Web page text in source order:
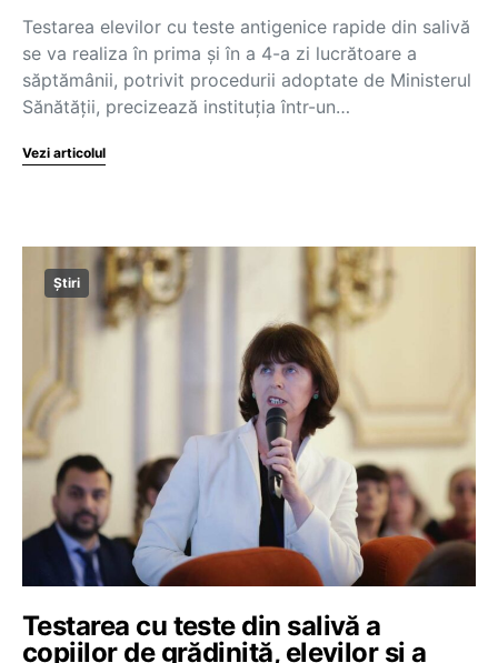
Testarea elevilor cu teste antigenice rapide din salivă
se va realiza în prima și în a 4-a zi lucrătoare a
săptămânii, potrivit procedurii adoptate de Ministerul
Sănătății, precizează instituția într-un…
Vezi articolul
Știri
Testarea cu teste din salivă a
copiilor de grădiniță, elevilor și a